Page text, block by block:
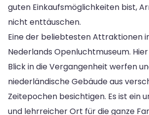
guten Einkaufsmöglichkeiten bist,
nicht enttäuschen.
Eine der beliebtesten Attraktionen
Nederlands Openluchtmuseum.
Blick in die Vergangenheit werfen
niederländische Gebäude aus
Zeitepochen besichtigen. Es ist ein
und lehrreicher Ort für die ganze